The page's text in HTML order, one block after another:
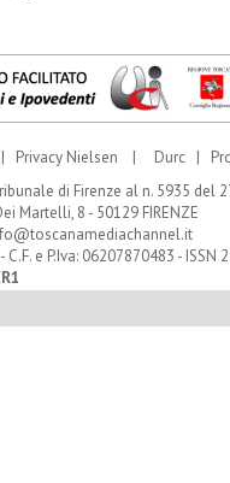
| Privacy Nielsen | Durc |
di Firenze al n. 5935 del
Martelli, 8 - 50129 FIRENZE
e P.Iva: 06207870483 - ISSN